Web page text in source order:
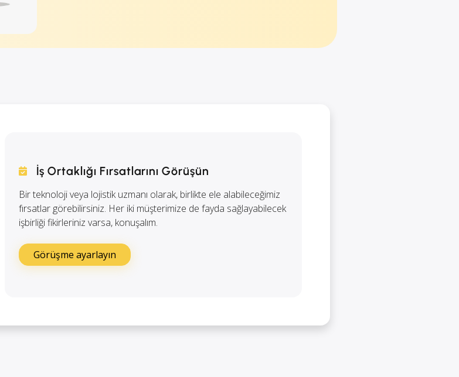
İş Ortaklığı Fırsatlarını Görüşün
Bir teknoloji veya lojistik uzmanı olarak, birlikte ele alabileceğimiz
fırsatlar görebilirsiniz. Her iki müşterimize de fayda sağlayabilecek
işbirliği fikirleriniz varsa, konuşalım.
Görüşme ayarlayın